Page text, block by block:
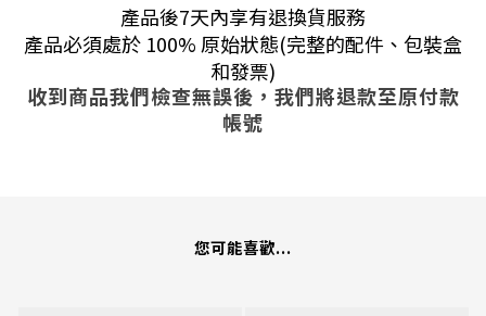
產品後7天內享有退換貨服務
產品必須處於 100% 原始狀態(完整的配件、包裝盒
和發票)
收到商品我們檢查無誤後，我們將退款至原付款
帳號
您可能喜歡...